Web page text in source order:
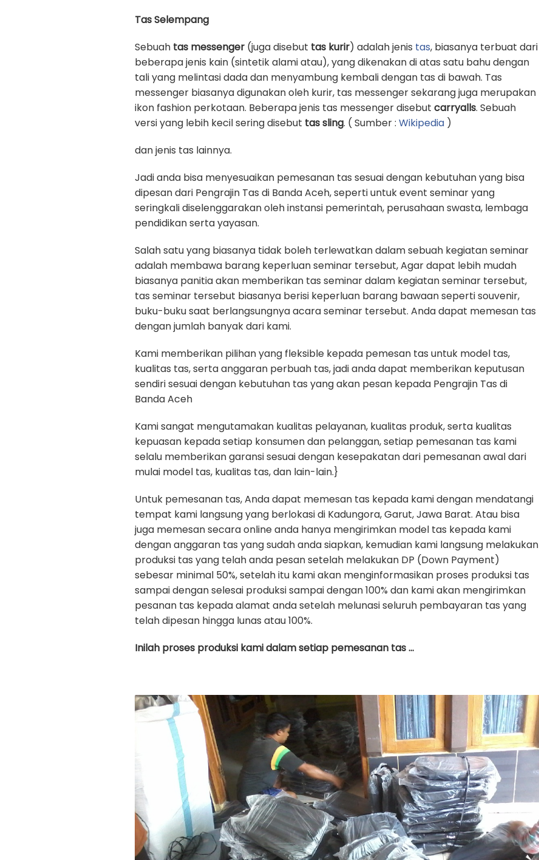
Tas Selempang
Sebuah tas messenger (juga disebut tas kurir) adalah jenis tas, biasanya terbuat dari
beberapa jenis kain (sintetik alami atau), yang dikenakan di atas satu bahu dengan
tali yang melintasi dada dan menyambung kembali dengan tas di bawah. Tas
messenger biasanya digunakan oleh kurir, tas messenger sekarang juga merupakan
ikon fashion perkotaan. Beberapa jenis tas messenger disebut carryalls. Sebuah
versi yang lebih kecil sering disebut tas sling. ( Sumber : Wikipedia )
dan jenis tas lainnya.
Jadi anda bisa menyesuaikan pemesanan tas sesuai dengan kebutuhan yang bisa
dipesan dari Pengrajin Tas di Banda Aceh, seperti untuk event seminar yang
seringkali diselenggarakan oleh instansi pemerintah, perusahaan swasta, lembaga
pendidikan serta yayasan.
Salah satu yang biasanya tidak boleh terlewatkan dalam sebuah kegiatan seminar
adalah membawa barang keperluan seminar tersebut, Agar dapat lebih mudah
biasanya panitia akan memberikan tas seminar dalam kegiatan seminar tersebut,
tas seminar tersebut biasanya berisi keperluan barang bawaan seperti souvenir,
buku-buku saat berlangsungnya acara seminar tersebut. Anda dapat memesan tas
dengan jumlah banyak dari kami.
Kami memberikan pilihan yang fleksible kepada pemesan tas untuk model tas,
kualitas tas, serta anggaran perbuah tas, jadi anda dapat memberikan keputusan
sendiri sesuai dengan kebutuhan tas yang akan pesan kepada Pengrajin Tas di
Banda Aceh
Kami sangat mengutamakan kualitas pelayanan, kualitas produk, serta kualitas
kepuasan kepada setiap konsumen dan pelanggan, setiap pemesanan tas kami
selalu memberikan garansi sesuai dengan kesepakatan dari pemesanan awal dari
mulai model tas, kualitas tas, dan lain-lain.}
Untuk pemesanan tas, Anda dapat memesan tas kepada kami dengan mendatangi
tempat kami langsung yang berlokasi di Kadungora, Garut, Jawa Barat. Atau bisa
juga memesan secara online anda hanya mengirimkan model tas kepada kami
dengan anggaran tas yang sudah anda siapkan, kemudian kami langsung melakukan
produksi tas yang telah anda pesan setelah melakukan DP (Down Payment)
sebesar minimal 50%, setelah itu kami akan menginformasikan proses produksi tas
sampai dengan selesai produksi sampai dengan 100% dan kami akan mengirimkan
pesanan tas kepada alamat anda setelah melunasi seluruh pembayaran tas yang
telah dipesan hingga lunas atau 100%.
Inilah proses produksi kami dalam setiap pemesanan tas …